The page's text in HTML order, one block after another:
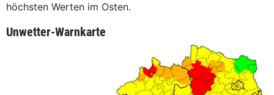
höchsten Werten im Osten.
Unwetter-Warnkarte